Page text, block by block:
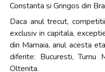
Constanta si Gringos din
Daca anul trecut,
exclusiv in capitala,
din Mamaia, anul acesta
diferite: Bucuresti, Turnu
Oltenita.